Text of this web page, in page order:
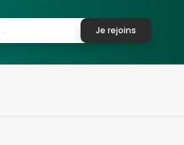
Je rejoins